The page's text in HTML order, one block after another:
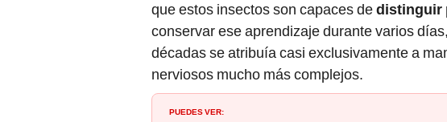
que estos insectos son capaces dedistinguir
conservar ese aprendizaje durante varios
décadas se atribuía casi exclusivamente a
nerviosos mucho más complejos.
PUEDES VER: